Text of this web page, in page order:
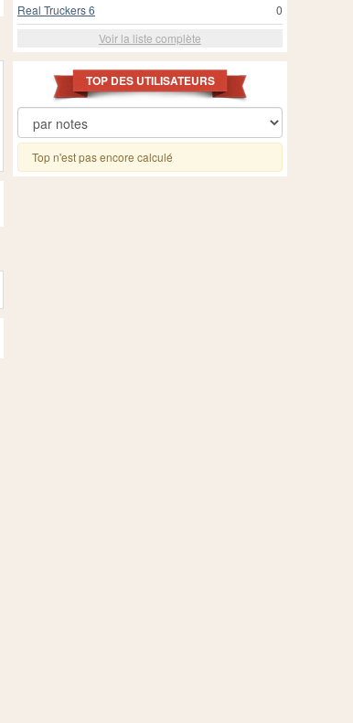
0
Real Truckers 6
Voir la liste complète
TOP DES UTILISATEURS
Top n'est pas encore calculé